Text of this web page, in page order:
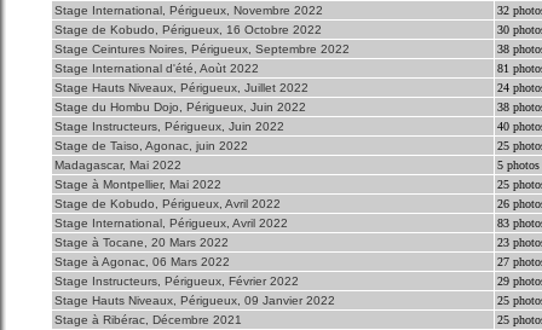
Stage International, Périgueux, Novembre 2022
32
Stage de Kobudo, Périgueux, 16 Octobre 2022
30
Stage Ceintures Noires, Périgueux, Septembre 2022
38
Stage International d'été, Aoùt 2022
81
Stage Hauts Niveaux, Périgueux, Juillet 2022
24
Stage du Hombu Dojo, Périgueux, Juin 2022
38
Stage Instructeurs, Périgueux, Juin 2022
40
Stage de Taiso, Agonac, juin 2022
25
Madagascar, Mai 2022
5 photos
Stage à Montpellier, Mai 2022
25
Stage de Kobudo, Périgueux, Avril 2022
26
Stage International, Périgueux, Avril 2022
83
Stage à Tocane, 20 Mars 2022
23
Stage à Agonac, 06 Mars 2022
27
Stage Instructeurs, Périgueux, Février 2022
29
Stage Hauts Niveaux, Périgueux, 09 Janvier 2022
25
Stage à Ribérac, Décembre 2021
25